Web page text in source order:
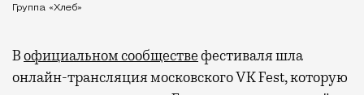
Группа «Хлеб»
Вофициальном сообществефестиваля шла
онлайн-трансляция московского VK Fest, которую